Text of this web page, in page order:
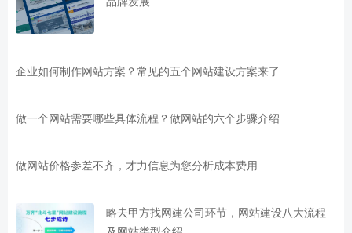
企业如何制作网站方案？常见的五个网站建设方案来了
做一个网站需要哪些具体流程？做网站的六个步骤介绍
做网站价格参差不齐，才力信息为您分析成本费用
略去甲方找网建公司环节，网站建设八大流程